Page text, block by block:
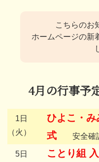
こちらのお
ホームページの新
4月の行事予
1日
（火）
ひよこ・
式 安全確
5日
ことり組